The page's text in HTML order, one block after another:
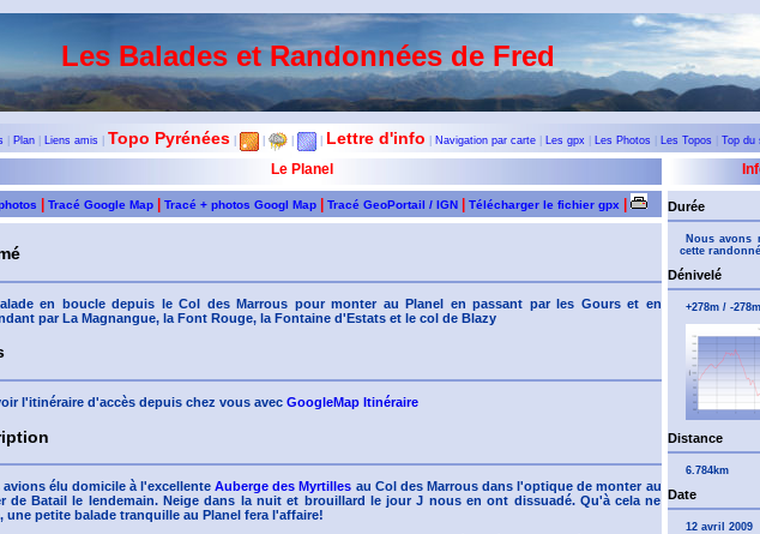
Les Balades et Randonnées de Fred
| Plan| Liens amis| Topo Pyrénées| | | | Lettre d'info Navigation par carte| Les gpx| Les Photos| Les Topos Top du
Le Planel
Tracé Google Map| Tracé + photos Googl Map| Tracé GeoPortail / IGN| Télécharger le fichier gpx|
en boucle depuis le Col des Marrous pour monter au Planel en passant par les Gours et en
par La Magnangue, la Font Rouge, la Fontaine d'Estats et le col de Blazy
l'itinéraire d'accès depuis chez vous avec GoogleMap Itinéraire
avions élu domicile à l'excellenteAuberge des Myrtilles au Col des Marrous dans l'optique de monter au
de Batail le lendemain. Neige dans la nuit et brouillard le jour J nous en ont dissuadé. Qu'à cela ne
une petite balade tranquille au Planel fera l'affaire!
Durée
Nous avons
cette
Dénivelé
+278m / -278m
Distance
6.784km
Date
12 avril 2009